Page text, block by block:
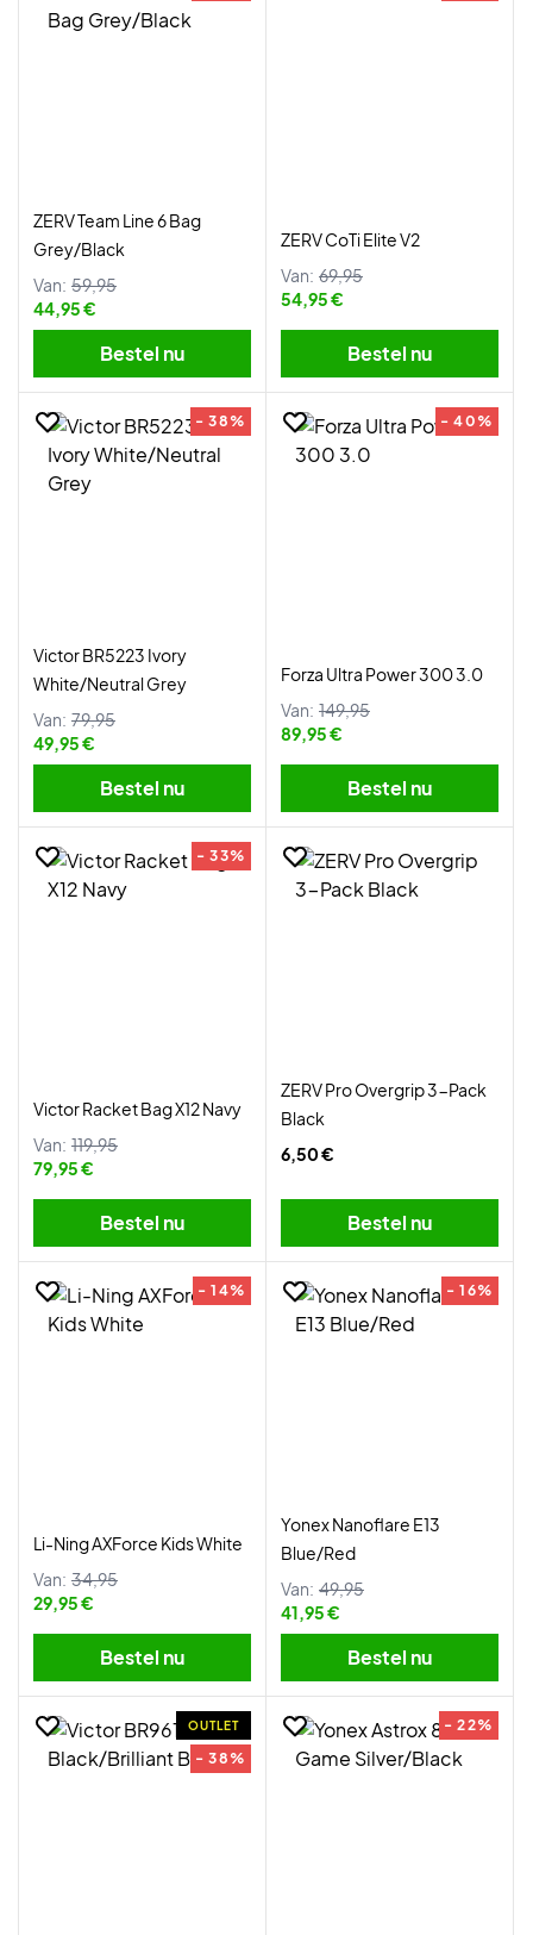
ZERV Team Line 6 Bag
Grey/Black
Van: 59,95
44,95 €
Bestel nu
ZERV CoTi Elite V2
Van: 69,95
54,95 €
Bestel nu
- 38%
Victor BR5223 Ivory
White/Neutral Grey
Van: 79,95
49,95 €
Bestel nu
- 40%
Forza Ultra Power 300 3.0
Van: 149,95
89,95 €
Bestel nu
- 33%
Victor Racket Bag X12 Navy
Van: 119,95
79,95 €
Bestel nu
ZERV Pro Overgrip 3-Pack
Black
6,50 €
Bestel nu
- 14%
Li-Ning AXForce Kids White
Van: 34,95
29,95 €
Bestel nu
- 16%
Yonex Nanoflare E13
Blue/Red
Van: 49,95
41,95 €
Bestel nu
OUTLET
- 38%
- 22%